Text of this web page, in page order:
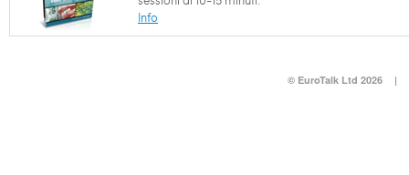
Info
© EuroTalk Ltd 2026 |